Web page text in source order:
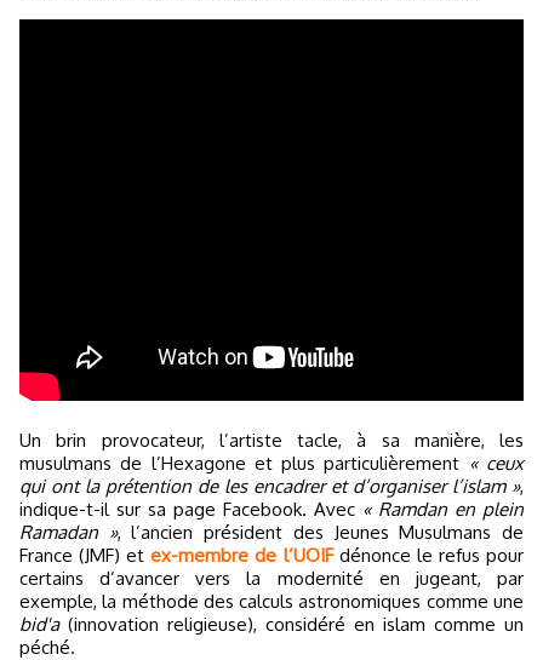
Un brin provocateur, l’artiste tacle, à sa manière, les
musulmans de l’Hexagone et plus particulièrement « ceux
qui ont la prétention de les encadrer et d’organiser l’islam »,
indique-t-il sur sa page Facebook. Avec « Ramdan en plein
Ramadan », l’ancien président des Jeunes Musulmans de
France (JMF) etex-membre de l’UOIFdénonce le refus pour
certains d’avancer vers la modernité en jugeant, par
exemple, la méthode des calculs astronomiques comme une
bid'a(innovation religieuse), considéré en islam comme un
péché.